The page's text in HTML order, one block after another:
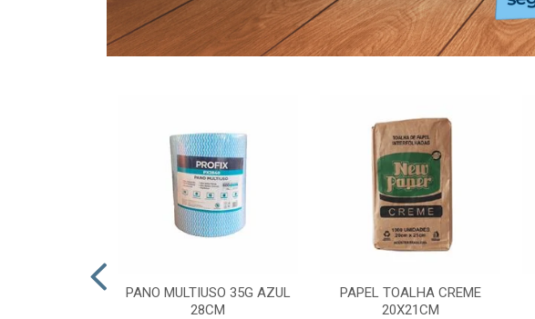
PANO MULTIUSO 35G AZUL
28CM
PAPEL TOALHA CREME
20X21CM